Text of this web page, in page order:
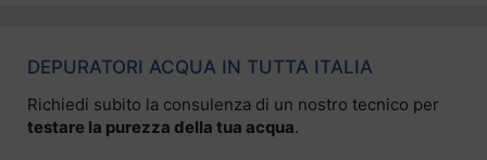
DEPURATORI ACQUA IN TUTTA ITALIA
Richiedi subito la consulenza di un nostro tecnico per
testare la purezza della tua acqua.